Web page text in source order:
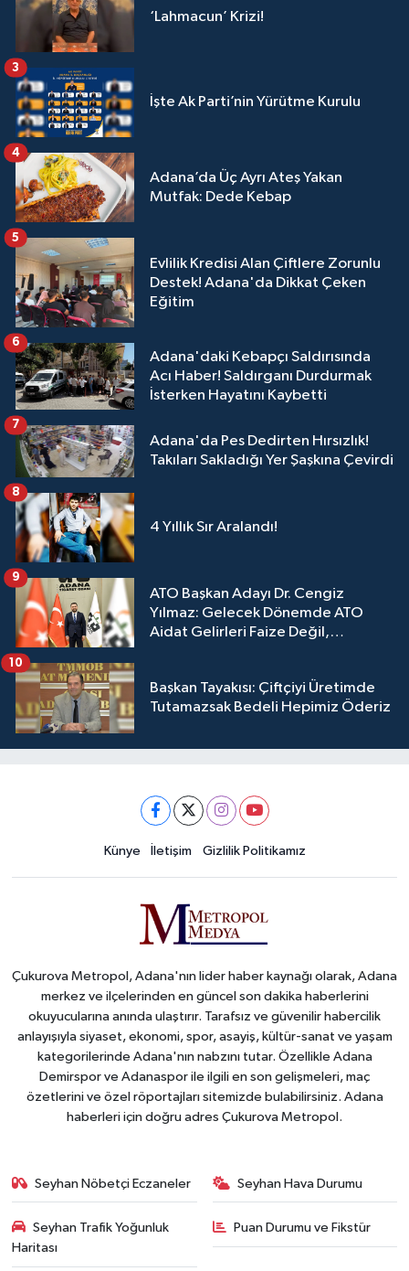
‘Lahmacun’ Krizi!
İşte Ak Parti’nin Yürütme Kurulu
3
Adana’da Üç Ayrı Ateş Yakan
Mutfak: Dede Kebap
4
Evlilik Kredisi Alan Çiftlere Zorunlu
Destek! Adana'da Dikkat Çeken
Eğitim
5
Adana'daki Kebapçı Saldırısında
Acı Haber! Saldırganı Durdurmak
İsterken Hayatını Kaybetti
6
Adana'da Pes Dedirten Hırsızlık!
Takıları Sakladığı Yer Şaşkına Çevirdi
7
4 Yıllık Sır Aralandı!
8
ATO Başkan Adayı Dr. Cengiz
Yılmaz: Gelecek Dönemde ATO
Aidat Gelirleri Faize Değil,
9
Başkan Tayakısı: Çiftçiyi Üretimde
Tutamazsak Bedeli Hepimiz Öderiz
10
Künye İletişim Gizlilik Politikamız
Çukurova Metropol, Adana'nın lider haber kaynağı olarak, Adana
merkez ve ilçelerinden en güncel son dakika haberlerini
okuyucularına anında ulaştırır. Tarafsız ve güvenilir habercilik
anlayışıyla siyaset, ekonomi, spor, asayiş, kültür-sanat ve yaşam
kategorilerinde Adana'nın nabzını tutar. Özellikle Adana
Demirspor ve Adanaspor ile ilgili en son gelişmeleri, maç
özetlerini ve özel röportajları sitemizde bulabilirsiniz. Adana
haberleri için doğru adres Çukurova Metropol.
Seyhan Nöbetçi Eczaneler Seyhan Hava Durumu
Seyhan Trafik Yoğunluk
Haritası
Puan Durumu ve Fikstür